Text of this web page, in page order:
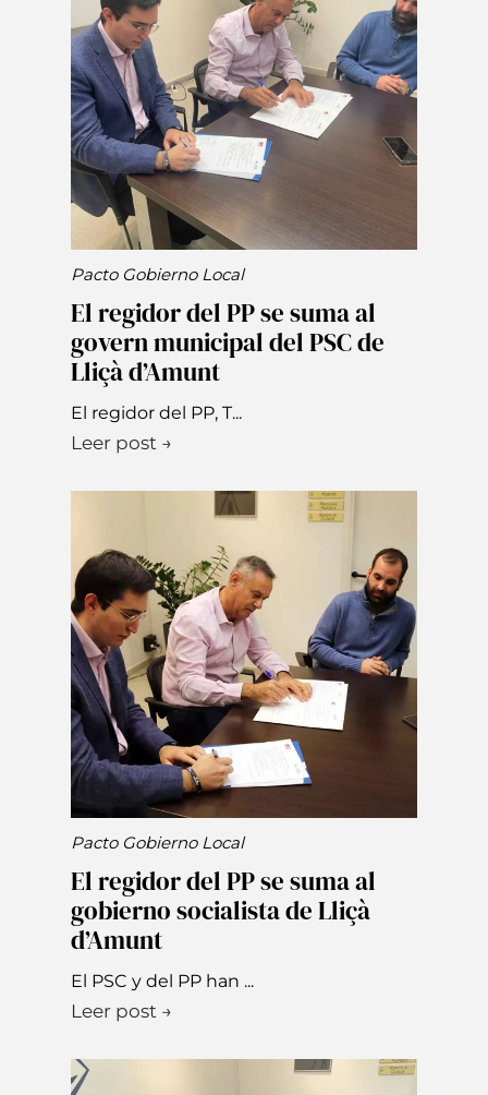
Pacto Gobierno Local
El regidor del PP se suma al
govern municipal del PSC de
Lliçà d’Amunt
El regidor del PP, T...
Leer post →
Pacto Gobierno Local
El regidor del PP se suma al
gobierno socialista de Lliçà
d’Amunt
El PSC y del PP han ...
Leer post →